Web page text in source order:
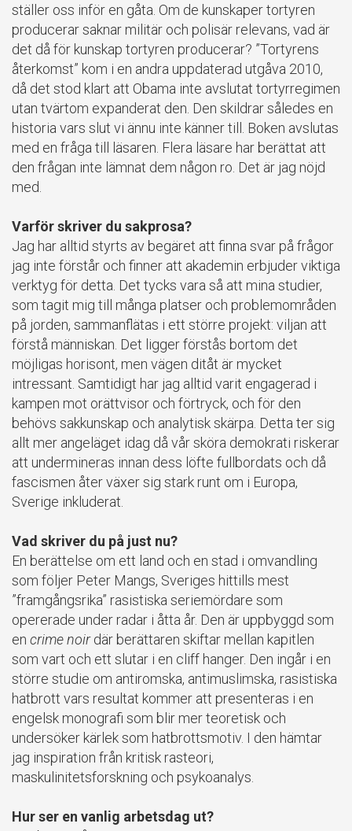
ställer oss inför en gåta. Om de kunskaper tortyren
producerar saknar militär och polisär relevans, vad är
det då för kunskap tortyren producerar? ”Tortyrens
återkomst” kom i en andra uppdaterad utgåva 2010,
då det stod klart att Obama inte avslutat tortyrregimen
utan tvärtom expanderat den. Den skildrar således en
historia vars slut vi ännu inte känner till. Boken avslutas
med en fråga till läsaren. Flera läsare har berättat att
den frågan inte lämnat dem någon ro. Det är jag nöjd
med.
Varför skriver du sakprosa?
Jag har alltid styrts av begäret att finna svar på frågor
jag inte förstår och finner att akademin erbjuder viktiga
verktyg för detta. Det tycks vara så att mina studier,
som tagit mig till många platser och problemområden
på jorden, sammanflätas i ett större projekt: viljan att
förstå människan. Det ligger förstås bortom det
möjligas horisont, men vägen ditåt är mycket
intressant. Samtidigt har jag alltid varit engagerad i
kampen mot orättvisor och förtryck, och för den
behövs sakkunskap och analytisk skärpa. Detta ter sig
allt mer angeläget idag då vår sköra demokrati riskerar
att undermineras innan dess löfte fullbordats och då
fascismen åter växer sig stark runt om i Europa,
Sverige inkluderat.
Vad skriver du på just nu?
En berättelse om ett land och en stad i omvandling
som följer Peter Mangs, Sveriges hittills mest
”framgångsrika” rasistiska seriemördare som
opererade under radar i åtta år. Den är uppbyggd som
en crime noirdär berättaren skiftar mellan kapitlen
som vart och ett slutar i en cliff hanger. Den ingår i en
större studie om antiromska, antimuslimska, rasistiska
hatbrott vars resultat kommer att presenteras i en
engelsk monografi som blir mer teoretisk och
undersöker kärlek som hatbrottsmotiv. I den hämtar
jag inspiration från kritisk rasteori,
maskulinitetsforskning och psykoanalys.
Hur ser en vanlig arbetsdag ut?